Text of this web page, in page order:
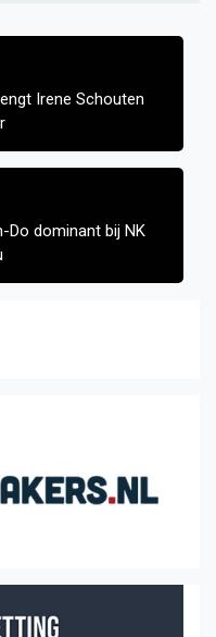
Irene Schouten
Do dominant bij NK